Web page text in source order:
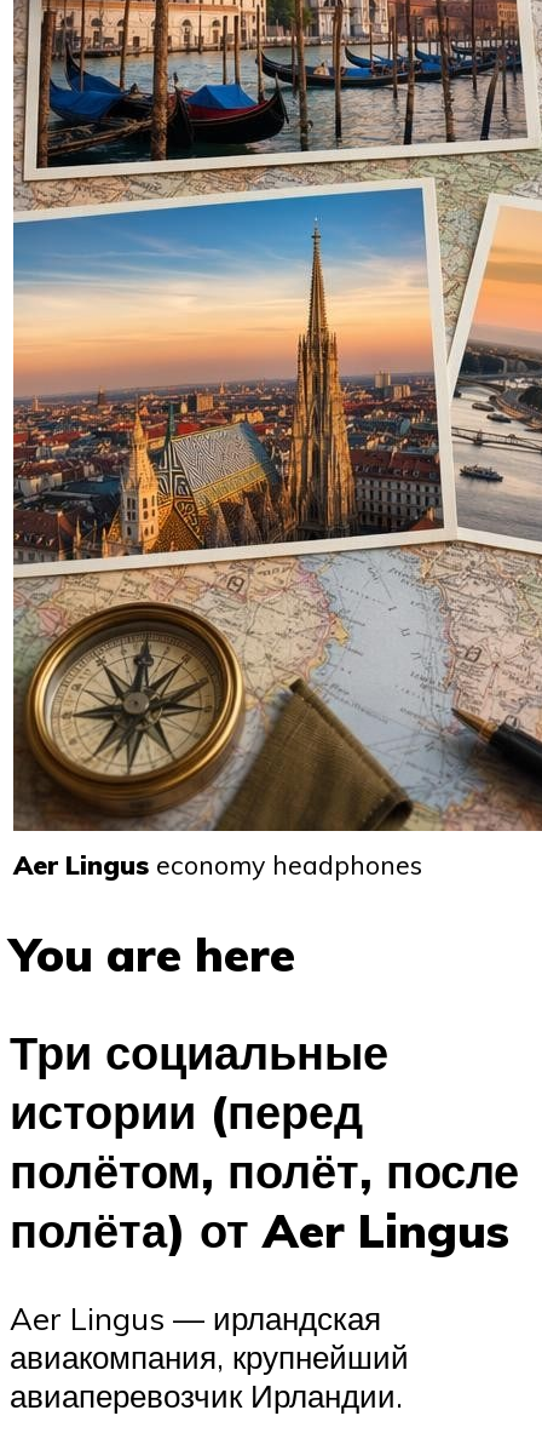
Aer Lingus economy headphones
You are here
Три социальные
истории (перед
полётом, полёт, после
полёта) от Aer Lingus
Aer Lingus — ирландская
авиакомпания, крупнейший
авиаперевозчик Ирландии.